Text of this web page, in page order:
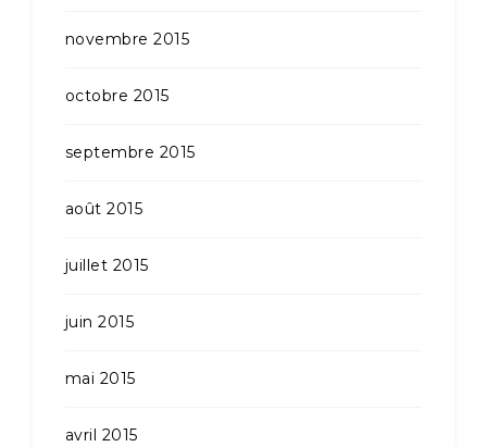
novembre 2015
octobre 2015
septembre 2015
août 2015
juillet 2015
juin 2015
mai 2015
avril 2015